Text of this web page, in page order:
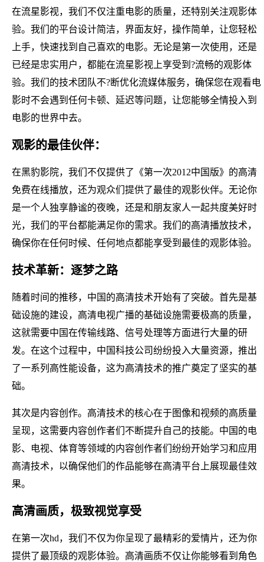
在流星影视，我们不仅注重电影的质量，还特别关注观影体
验。我们的平台设计简洁，界面友好，操作简单，让您轻松
上手，快速找到自己喜欢的电影。无论是第一次使用，还是
已经是忠实用户，都能在流星影视上享受到?流畅的观影体
验。我们的技术团队不?断优化流媒体服务，确保您在观看电
影时不会遇到任何卡顿、延迟等问题，让您能够全情投入到
电影的世界中去。
观影的最佳伙伴：
在黑豹影院，我们不仅提供了《第一次2012中国版》的高清
免费在线播放，还为观众们提供了最佳的观影伙伴。无论你
是一个人独享静谧的夜晚，还是和朋友家人一起共度美好时
光，我们的平台都能满足你的需求。我们的高清播放技术，
确保你在任何时候、任何地点都能享受到最佳的观影体验。
技术革新：逐梦之路
随着时间的推移，中国的高清技术开始有了突破。首先是基
础设施的建设，高清电视广播的基础设施需要极高的质量，
这就需要中国在传输线路、信号处理等方面进行大量的研
发。在这个过程中，中国科技公司纷纷投入大量资源，推出
了一系列高性能设备，这为高清技术的推广奠定了坚实的基
础。
其次是内容创作。高清技术的核心在于图像和视频的高质量
呈现，这需要内容创作者们不断提升自己的技能。中国的电
影、电视、体育等领域的内容创作者们纷纷开始学习和应用
高清技术，以确保他们的作品能够在高清平台上展现最佳效
果。
高清画质，极致视觉享受
在第一次hd，我们不仅为你呈现了最精彩的爱情片，还为你
提供了最顶级的观影体验。高清画质不仅让你能够看到角色